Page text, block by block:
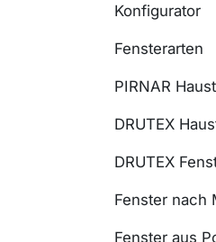
Konfigurator
Fensterarten
PIRNAR
DRUTEX
DRUTEX
Fenster nach
Fenster aus